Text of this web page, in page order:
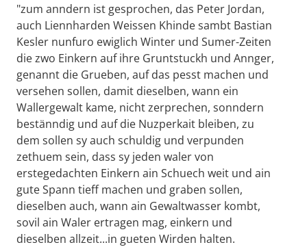
"zum anndern ist gesprochen, das Peter Jordan,
auch Liennharden Weissen Khinde sambt Bastian
Kesler nunfuro ewiglich Winter und Sumer-Zeiten
die zwo Einkern auf ihre Gruntstuckh und Annger,
genannt die Grueben, auf das pesst machen und
versehen sollen, damit dieselben, wann ein
Wallergewalt kame, nicht zerprechen, sonndern
bestänndig und auf die Nuzperkait bleiben, zu
dem sollen sy auch schuldig und verpunden
zethuem sein, dass sy jeden waler von
erstegedachten Einkern ain Schuech weit und ain
gute Spann tieff machen und graben sollen,
dieselben auch, wann ain Gewaltwasser kombt,
sovil ain Waler ertragen mag, einkern und
dieselben allzeit...in gueten Wirden halten.